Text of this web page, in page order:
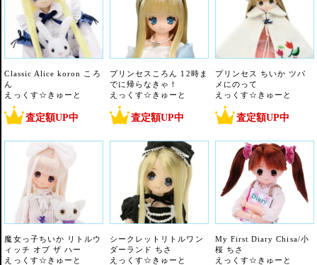
Classic Alice koron ころ
ん
えっくす☆きゅーと
査定額UP中
プリンセスころん 12時ま
でに帰らなきゃ！
えっくす☆きゅーと
査定額UP中
プリンセス ちいか ツバ
メにのって
えっくす☆きゅーと
査定額UP中
魔女っ子ちいか リトルウ
ィッチ オブ ザ ハー
えっくす☆きゅーと
シークレットリトルワン
ダーランド ちさ
えっくす☆きゅーと
My First Diary Chisa/小
桜 ちさ
えっくす☆きゅーと